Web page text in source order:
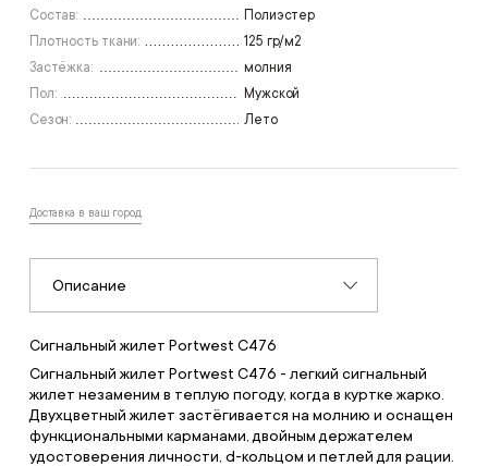
Состав:
Полиэстер
Плотность ткани:
125 гр/м2
Застёжка:
молния
Пол:
Мужской
Сезон:
Лето
Доставка в ваш город
Описание
Сигнальный жилет Portwest C476
Сигнальный жилет Portwest C476 - легкий сигнальный
жилет незаменим в теплую погоду, когда в куртке жарко.
Двухцветный жилет застёгивается на молнию и оснащен
функциональными карманами, двойным держателем
удостоверения личности, d-кольцом и петлей для рации.